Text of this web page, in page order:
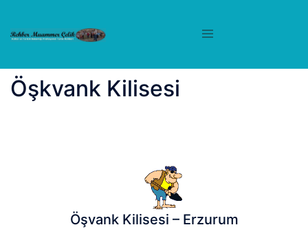
Öşkvank Kilisesi
Öşvank Kilisesi – Erzurum